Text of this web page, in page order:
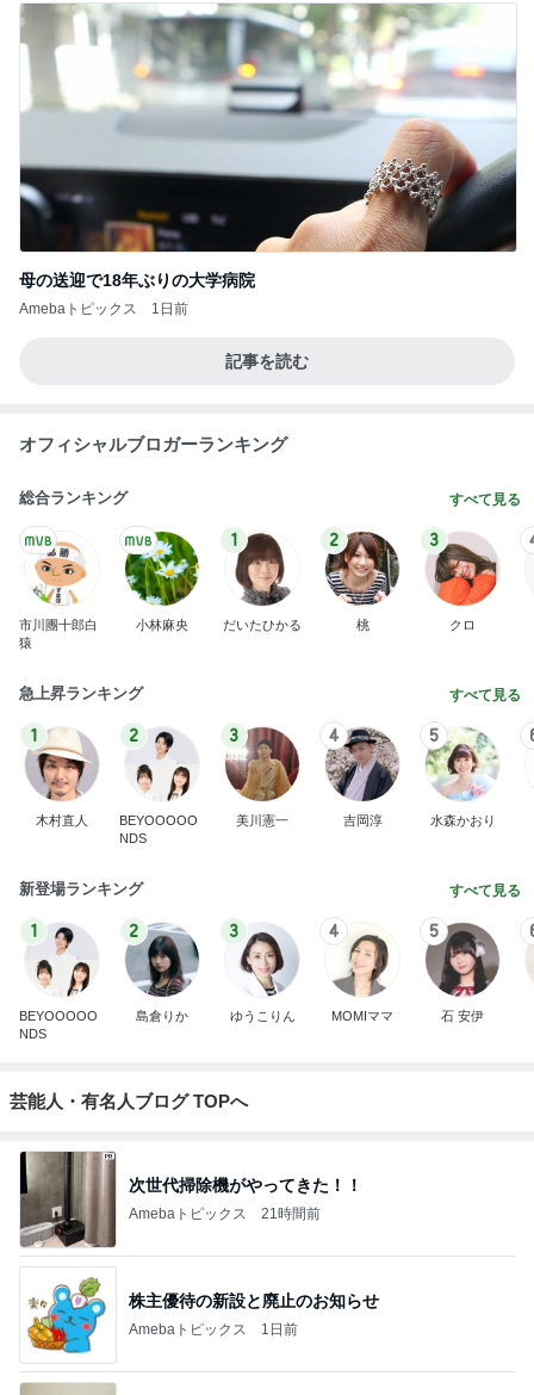
母の送迎で18年ぶりの大学病院
Amebaトピックス 1日前
記事を読む
オフィシャルブロガーランキング
総合ランキング すべて見る
市川團十郎白
猿
小林麻央
1
だいたひかる
2
桃
3
クロ
急上昇ランキング すべて見る
1
木村直人
2
BEYOOOOO
NDS
3
美川憲一
4
吉岡淳
5
水森かおり
新登場ランキング すべて見る
1
BEYOOOOO
NDS
2
島倉りか
3
ゆうこりん
4
MOMIママ
5
石 安伊
芸能人・有名人ブログ TOPへ
次世代掃除機がやってきた！！
Amebaトピックス 21時間前
株主優待の新設と廃止のお知らせ
Amebaトピックス 1日前